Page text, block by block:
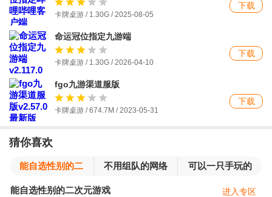
卡牌桌游 / 1.30G / 2025-08-05
下载
命运冠位指定九游端
卡牌桌游 / 1.30G / 2026-04-10
下载
fgo九游渠道服版
卡牌桌游 / 674.7M / 2023-05-31
下载
猜你喜欢
能自选性别的二
次元游戏
不用组队的网络
可以一只手玩的
游戏
能自选性别的二次元游戏 进入专区